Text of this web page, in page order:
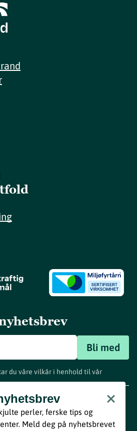
Bli med
du våre vilkår i henhold til vår
perler, ferske tips og
Meld deg på nyhetsbrevet